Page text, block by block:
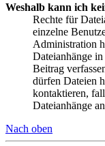
Weshalb kann ich
Rechte für
einzelne
Administration
Dateianhänge
Beitrag
dürfen Dateien
kontaktieren,
Dateianhänge
Nach oben